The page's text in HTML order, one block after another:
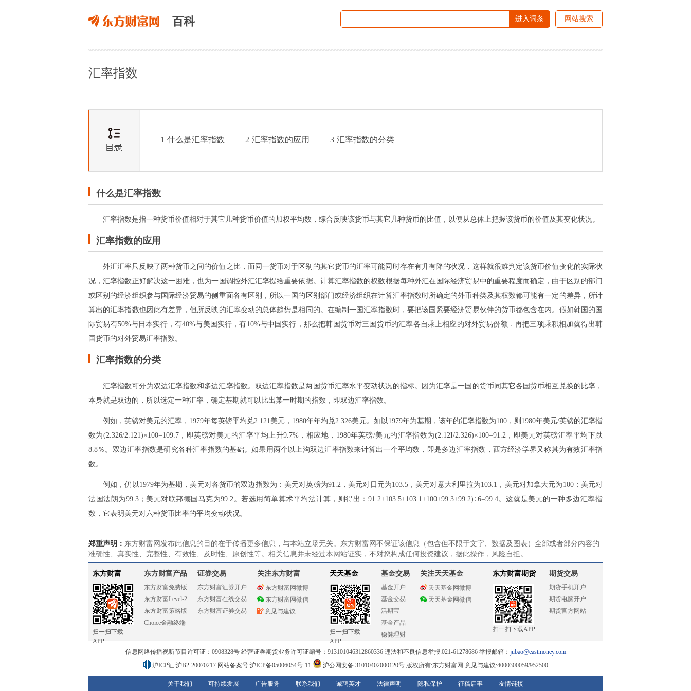
百科 进入词条 网站搜索
汇率指数
1 什么是汇率指数 2 汇率指数的应用 3 汇率指数的分类
什么是汇率指数
汇率指数是指一种货币价值相对于其它几种货币价值的加权平均数，综合反映该货币与其它几种货币的比值，以便从总体上把握该货币的价值及其变化状况。
汇率指数的应用
外汇汇率只反映了两种货币之间的价值之比，而同一货币对于区别的其它货币的汇率可能同时存在有升有降的状况，这样就很难判定该货币价值变化的实际状
况，汇率指数正好解决这一困难，也为一国调控外汇汇率提给重要依据。计算汇率指数的权数根据每种外汇在国际经济贸易中的重要程度而确定，由于区别的部门
或区别的经济组织参与国际经济贸易的侧重面各有区别，所以一国的区别部门或经济组织在计算汇率指数时所确定的外币种类及其权数都可能有一定的差异，所计
算出的汇率指数也因此有差异，但所反映的汇率变动的总体趋势是相同的。在编制一国汇率指数时，要把该国紧要经济贸易伙伴的货币都包含在内。假如韩国的国
际贸易有50%与日本实行，有40%与美国实行，有10%与中国实行，那么把韩国货币对三国货币的汇率各自乘上相应的对外贸易份额．再把三项乘积相加就得出韩
国货币的对外贸易汇率指数。
汇率指数的分类
汇率指数可分为双边汇率指数和多边汇率指数。双边汇率指数是两国货币汇率水平变动状况的指标。因为汇率是一国的货币同其它各国货币相互兑换的比率，
本身就是双边的，所以选定一种汇率，确定基期就可以比出某一时期的指数，即双边汇率指数。
例如，英镑对美元的汇率，1979年每英镑平均兑2.121美元，1980年年均兑2.326美元。如以1979年为基期，该年的汇率指数为100，则1980年美元/英镑的汇率指
数为(2.326/2.121)×100=109.7，即英磅对美元的汇率平均上升9.7%，相应地，1980年荚磅/美元的汇率指数为(2.12I/2.326)×100=91.2，即美元对英磅汇率平均下跌
8.8％。双边汇率指数是研究各种汇率指数的基础。如果用两个以上沟双边汇率指数来计算出一个平均数，即是多边汇率指数，西方经济学界又称其为有效汇率指
数。
例如，仍以1979年为基期，美元对各货币的双边指数为：美元对英磅为91.2，美元对日元为103.5，美元对意大利里拉为103.1，美元对加拿大元为100；美元对
法国法朗为99.3；美元对联邦德国马克为99.2。若选用简单算术平均法计算，则得出：91.2+103.5+103.1+100+99.3+99.2)÷6=99.4。这就是美元的一种多边汇率指
数，它表明美元对六种货币比率的平均变动状况。
郑重声明： 东方财富网发布此信息的目的在于传播更多信息，与本站立场无关。东方财富网不保证该信息（包含但不限于文字、数据及图表）全部或者部分内容的
准确性、真实性、完整性、有效性、及时性、原创性等。相关信息并未经过本网站证实，不对您构成任何投资建议，据此操作，风险自担。
东方财富
扫一扫下载
APP
东方财富产品
东方财富免费版
东方财富Level-2
东方财富策略版
Choice金融终端
证券交易
东方财富证券开户
东方财富在线交易
东方财富证券交易
关注东方财富
东方财富网微博
东方财富网微信
意见与建议
天天基金
扫一扫下载
APP
基金交易
基金开户
基金交易
活期宝
基金产品
稳健理财
关注天天基金
天天基金网微博
天天基金网微信
东方财富期货
扫一扫下载APP
期货交易
期货手机开户
期货电脑开户
期货官方网站
信息网络传播视听节目许可证：0908328号 经营证券期货业务许可证编号：913101046312860336 违法和不良信息举报:021-61278686 举报邮箱： jubao@eastmoney.com
沪ICP证:沪B2-20070217 网站备案号:沪ICP备05006054号-11 沪公网安备 31010402000120号版权所有:东方财富网 意见与建议:4000300059/952500
关于我们 可持续发展 广告服务 联系我们 诚聘英才 法律声明 隐私保护 征稿启事 友情链接